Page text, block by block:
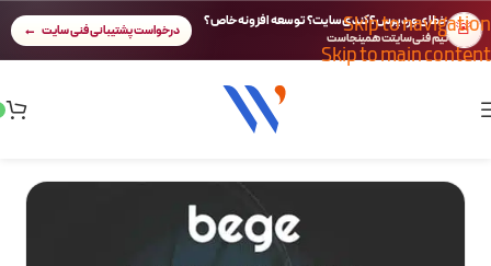
Skip to navigation
Skip to main content
🚨 خطای وردپرس؟ کندی سایت؟ توسعه افزونه خاص؟
تیم فنی سایتت همینجاست درخواست پشتیبانی فنی سایت